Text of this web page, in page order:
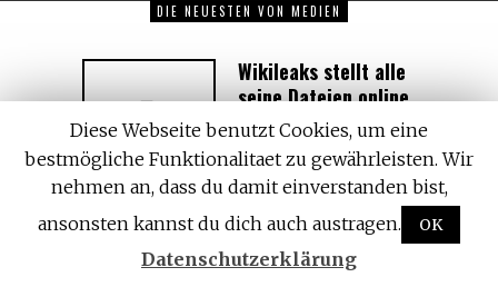
DIE NEUESTEN VON MEDIEN
Wikileaks stellt alle
seine Dateien online
– Hillary Emails |
PedoPodesta |
Bilderberg |WHO
Pandemie | FBI
Scharfschützen Las
Vegas Schießerei | &
MEHR
Diese Webseite benutzt Cookies, um eine
bestmögliche Funktionalitaet zu gewährleisten. Wir
nehmen an, dass du damit einverstanden bist,
ansonsten kannst du dich auch austragen.
OK
Datenschutzerklärung